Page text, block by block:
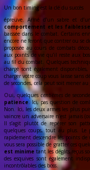
Un bon timing est la clé du succès
épreuve. Armé d’un sabre et
comportement et les
baissée dans le combat. Certains
encore ne feront que contrer ou se
proposée au cours de combats
aux points de vie qu’il reste aux
au fil du combat. Quelques
chargé sont également
charger votre coup vous laisse sans
de secondes, cela peut soit mener
Oui, quelquescentièmes de
patience. Ici, pas question de
Non. Ici, les deux armes les plus
vaincre un adversaire n’est jamais
Il s’agit plutôt de repérer son
quelques coups, tout au plus. Le
rapidement descendre les points
vous sera possible de gratter ces
est minime tant les dégâts reçus
des esquives sont également
incontrôlables des boss.